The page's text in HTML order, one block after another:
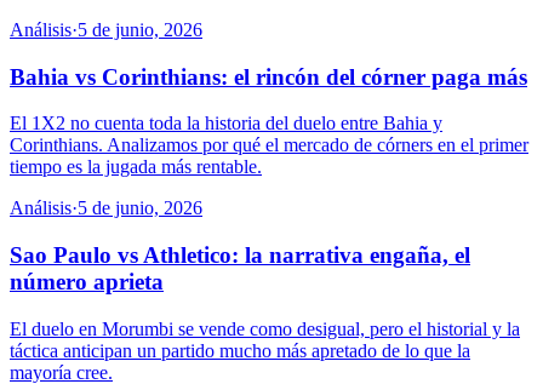
Análisis·5 de junio, 2026
Bahia vs Corinthians: el rincón del córner paga más
El 1X2 no cuenta toda la historia del duelo entre Bahia y
Corinthians. Analizamos por qué el mercado de córners en el primer
tiempo es la jugada más rentable.
Análisis·5 de junio, 2026
Sao Paulo vs Athletico: la narrativa engaña, el
número aprieta
El duelo en Morumbi se vende como desigual, pero el historial y la
táctica anticipan un partido mucho más apretado de lo que la
mayoría cree.